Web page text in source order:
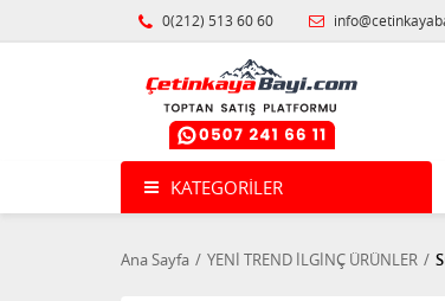
0(212) 513 60 60
KATEGORILER
Ana Sayfa YENİ TREND İLGİNÇ ÜRÜNLER